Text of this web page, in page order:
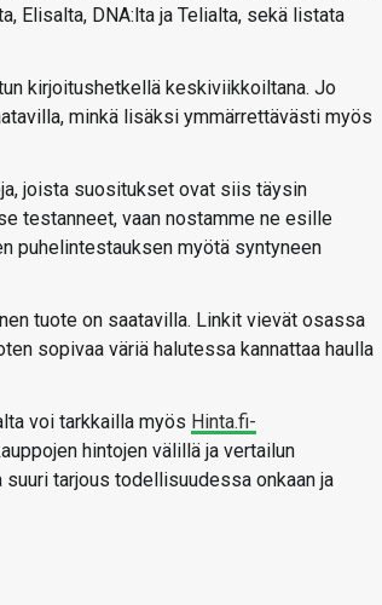
Elisalta, DNA:lta ja Telialta, sekä listata
kirjoitushetkellä keskiviikkoiltana. Jo
minkä lisäksi ymmärrettävästi myös
joista suositukset ovat siis täysin
testanneet, vaan nostamme ne esille
puhelintestauksen myötä syntyneen
tuote on saatavilla. Linkit vievät osassa
sopivaa väriä halutessa kannattaa haulla
voi tarkkailla myös Hinta.fi-
hintojen välillä ja vertailun
tarjous todellisuudessa onkaan ja